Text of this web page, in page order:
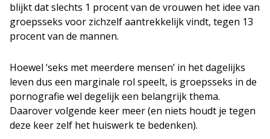
blijkt dat slechts 1 procent van de vrouwen het idee van
groepsseks voor zichzelf aantrekkelijk vindt, tegen 13
procent van de mannen.
Hoewel ‘seks met meerdere mensen’ in het dagelijks
leven dus een marginale rol speelt, is groepsseks in de
pornografie wel degelijk een belangrijk thema.
Daarover volgende keer meer (en niets houdt je tegen
deze keer zelf het huiswerk te bedenken).